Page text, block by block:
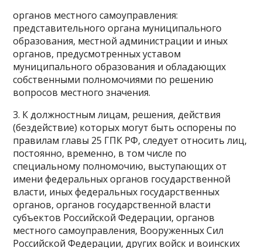
органов местного самоуправления:
представительного органа муниципального
образования, местной администрации и иных
органов, предусмотренных уставом
муниципального образования и обладающих
собственными полномочиями по решению
вопросов местного значения.
3. К должностным лицам, решения, действия
(бездействие) которых могут быть оспорены по
правилам главы 25 ГПК РФ, следует относить лиц,
постоянно, временно, в том числе по
специальному полномочию, выступающих от
имени федеральных органов государственной
власти, иных федеральных государственных
органов, органов государственной власти
субъектов Российской Федерации, органов
местного самоуправления, Вооруженных Сил
Российской Федерации, других войск и воинских